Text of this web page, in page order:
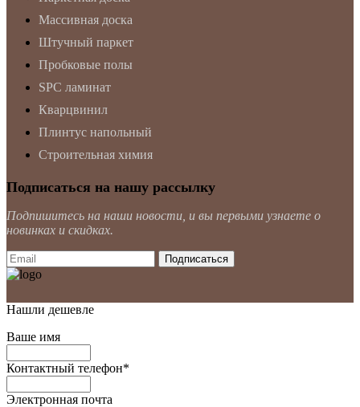
Массивная доска
Штучный паркет
Пробковые полы
SPC ламинат
Кварцвинил
Плинтус напольный
Строительная химия
Подписаться на нашу рассылку
Подпишитесь на наши новости, и вы первыми узнаете о
новинках и скидках.
Нашли дешевле
Ваше имя
Контактный телефон*
Электронная почта